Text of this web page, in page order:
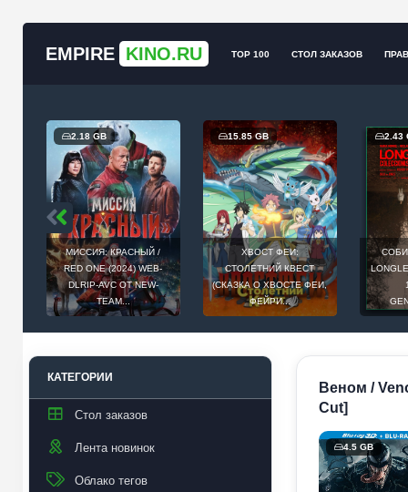
EMPIRE KINO.RU TOP 100 СТОЛ ЗАКАЗОВ
2.18 GB
МИССИЯ: КРАСНЫЙ /
RED ONE (2024) WEB-
DLRIP-AVC ОТ NEW-
TEAM...
15.85 GB
ХВОСТ ФЕИ:
СТОЛЕТНИЙ КВЕСТ
(СКАЗКА О ХВОСТЕ ФЕИ,
ФЕЙРИ...
2.43
КАТЕГОРИИ
Стол заказов
Лента новинок
Облако тегов
Веном /
Cut]
4.5 GB